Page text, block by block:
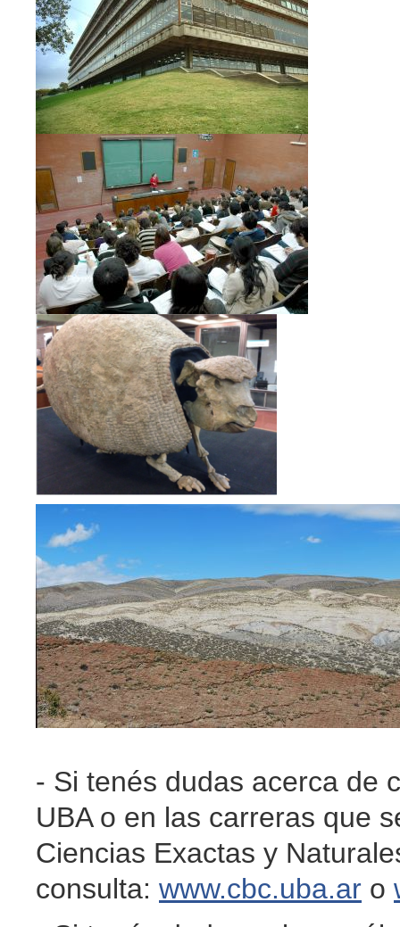
- Si tenés dudas acerca de
UBA o en las carreras que
Ciencias Exactas y
consulta: www.cbc.uba.ar o